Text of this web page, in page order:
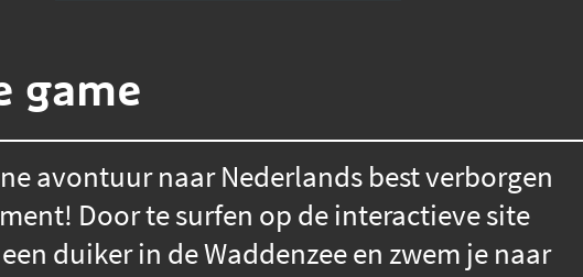
game
avontuur naar Nederlands best verborgen
Door te surfen op de interactieve site
duiker in de Waddenzee en zwem je naar